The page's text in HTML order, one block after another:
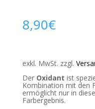
8,90€
exkl. MwSt. zzgl.
Der Oxidant ist
Kombination mit den
ermöglicht nur in
Farbergebnis.